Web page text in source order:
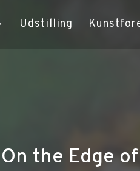
Udstilling
the Edge